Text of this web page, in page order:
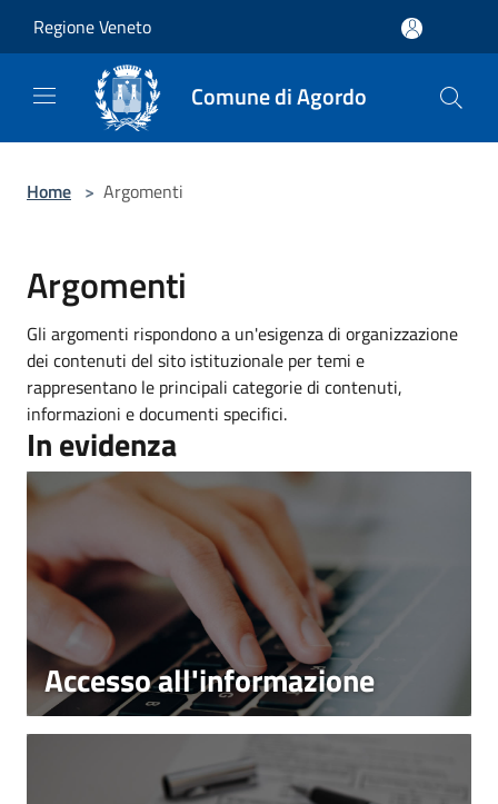
Regione Veneto
Comune di Agordo
Home > Argomenti
Argomenti
Gli argomenti rispondono a un'esigenza di organizzazione
dei contenuti del sito istituzionale per temi e
rappresentano le principali categorie di contenuti,
informazioni e documenti specifici.
In evidenza
Accesso all'informazione